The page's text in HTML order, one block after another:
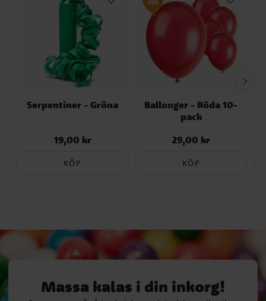
vår instruktionsvideo på
https://youtu.be/dNYfWZtrG3M och läs
anvisningarna på förpackningen.
Serpentiner - Gröna
Pris: 19,00 kr
19,00 kr
KÖP
Ballonger - Röda 10-
pack
Pris: 29,00 kr
29,00 kr
KÖP
Massa kalas i din inkorg!